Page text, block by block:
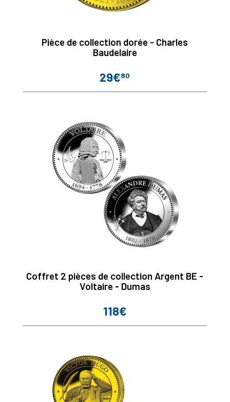
Pièce de collection dorée - Charles
Baudelaire
Prix
29€80
Coffret 2 pièces de collection Argent BE -
Voltaire - Dumas
Prix
118€